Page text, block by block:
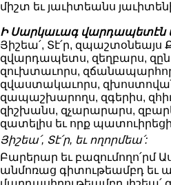
միշտ եւ յաւիտեանս
Ի Սարկաւագ վարդապետէն
Յիշեա՛, Տէ՛ր, զպաշտօնեայս
զվարդապետս, զեղբարս,
զուխտաւորս,
զվաստակաւորս,
զապաշխարողս, զգերիս,
զիշխանս, զչարարարս,
զատելիս եւ որք
Յիշեա՛, Տէ՛ր, եւ ողորմեա՛:
Բարերար եւ բազումողո՛րմ
անմոռաց գիտութեամբդ եւ